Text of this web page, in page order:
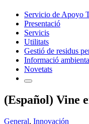
Servicio de Apoyo
Presentació
Servicis
Utilitats
Gestió de residus
Informació
Novetats
(Español) Vine
General, Innovación